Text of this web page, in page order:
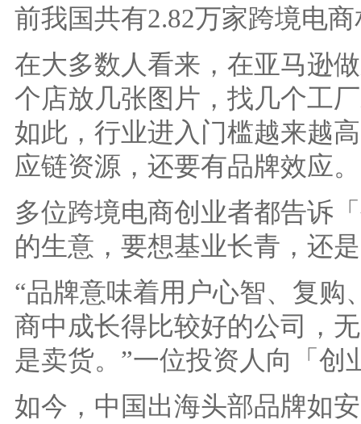
前我国共有2.82万家跨境电
在大多数人看来，在亚马逊
个店放几张图片，找几个工
如此，行业进入门槛越来越
应链资源，还要有品牌效应。
多位跨境电商创业者都告诉
的生意，要想基业长青，还
“品牌意味着用户心智、复购
商中成长得比较好的公司，
是卖货。”一位投资人向「创
如今，中国出海头部品牌如